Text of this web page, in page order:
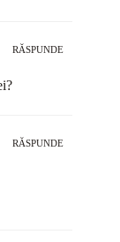
RĂSPUNDE
RĂSPUNDE